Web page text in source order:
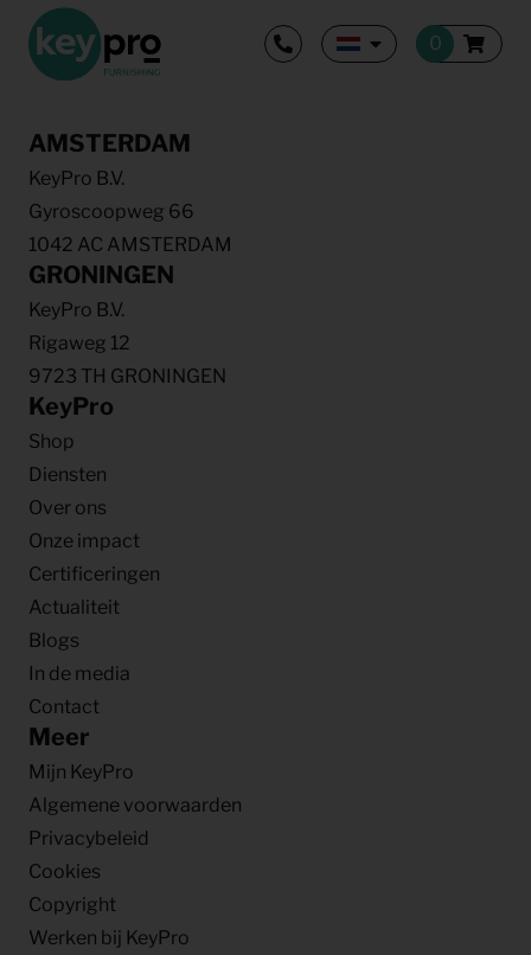
AMSTERDAM
KeyPro B.V.
Gyroscoopweg 66
1042 AC AMSTERDAM
GRONINGEN
KeyPro B.V.
Rigaweg 12
9723 TH GRONINGEN
KeyPro
Shop
Diensten
Over ons
Onze impact
Certificeringen
Actualiteit
Blogs
In de media
Contact
Meer
Mijn KeyPro
Algemene voorwaarden
Privacybeleid
Cookies
Copyright
Werken bij KeyPro